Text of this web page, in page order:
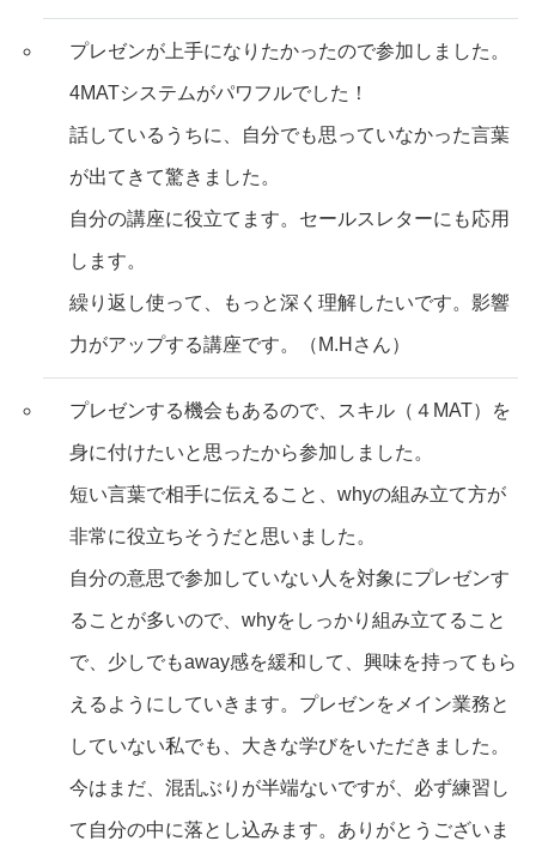
プレゼンが上手になりたかったので参加しました。
4MATシステムがパワフルでした！
話しているうちに、自分でも思っていなかった言葉
が出てきて驚きました。
自分の講座に役立てます。セールスレターにも応用
します。
繰り返し使って、もっと深く理解したいです。影響
力がアップする講座です。（M.Hさん）
プレゼンする機会もあるので、スキル（４MAT）を
身に付けたいと思ったから参加しました。
短い言葉で相手に伝えること、whyの組み立て方が
非常に役立ちそうだと思いました。
自分の意思で参加していない人を対象にプレゼンす
ることが多いので、whyをしっかり組み立てること
で、少しでもaway感を緩和して、興味を持ってもら
えるようにしていきます。プレゼンをメイン業務と
していない私でも、大きな学びをいただきました。
今はまだ、混乱ぶりが半端ないですが、必ず練習し
て自分の中に落とし込みます。ありがとうございま